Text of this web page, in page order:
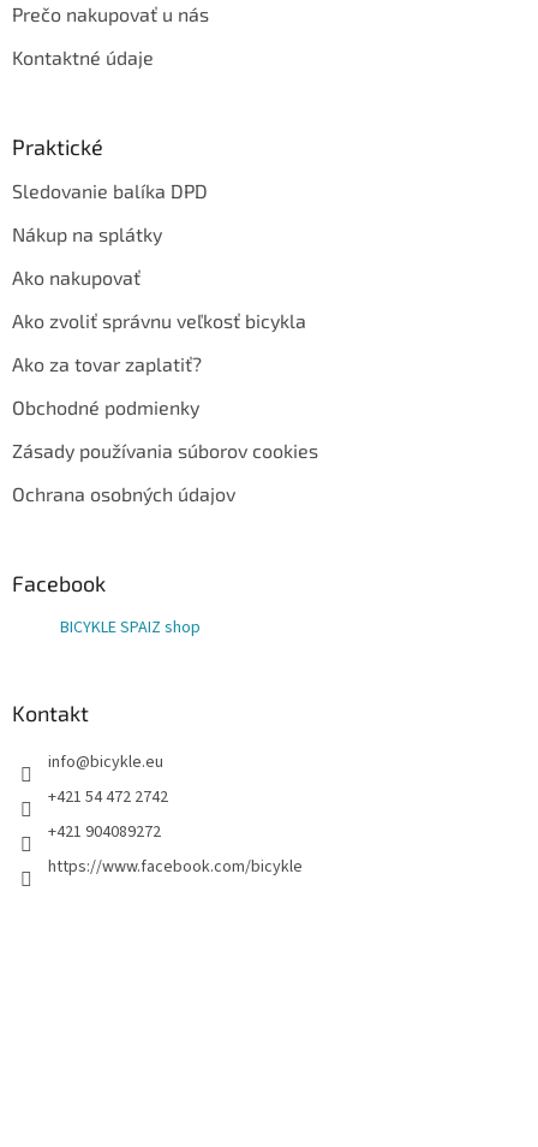
Prečo nakupovať u nás
Kontaktné údaje
Praktické
Sledovanie balíka DPD
Nákup na splátky
Ako nakupovať
Ako zvoliť správnu veľkosť bicykla
Ako za tovar zaplatiť?
Obchodné podmienky
Zásady používania súborov cookies
Ochrana osobných údajov
Facebook
BICYKLE SPAIZ shop
Kontakt
info@bicykle.eu
+421 54 472 2742
+421 904089272
https://www.facebook.com/bicykle